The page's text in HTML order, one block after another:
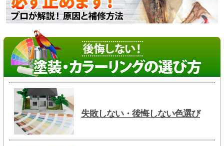
失敗しない・後悔しない色選び